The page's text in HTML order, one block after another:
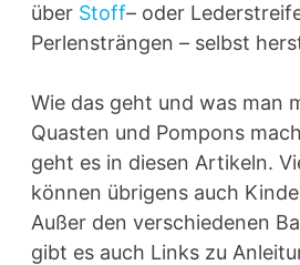
über Stoff– oder
Perlensträngen – selbst
Wie das geht und was man
Quasten und Pompons
geht es in diesen Artikeln.
können übrigens auch
Außer den verschiedenen
gibt es auch Links zu